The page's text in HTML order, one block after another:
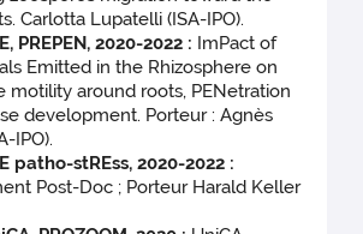
Carlotta Lupatelli (ISA-IPO).
PREPEN, 2020-2022 : ImPact of
Emitted in the Rhizosphere on
motility around roots, PENetration
development. Porteur : Agnès
IPO).
patho-stREss, 2020-2022 :
Post-Doc ; Porteur Harald Keller